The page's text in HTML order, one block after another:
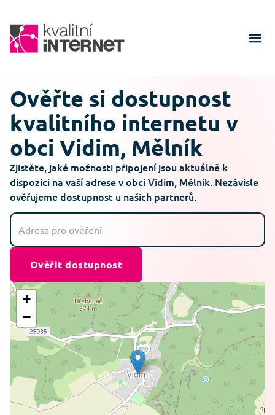
Ověřte si dostupnost
kvalitního internetu v
obci Vidim, Mělník
Zjistěte, jaké možnosti připojení jsou aktuálně k
dispozici na vaší adrese v obci Vidim, Mělník. Nezávisle
ověřujeme dostupnost u našich partnerů.
Ověřit dostupnost
+
−